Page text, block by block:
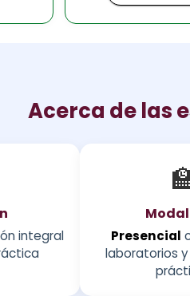
Acerca de las
integral
Presencial
laboratorios